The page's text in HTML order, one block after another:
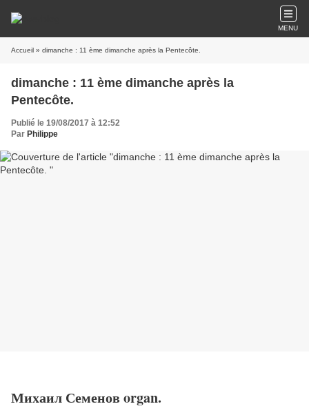
MENU
Accueil » dimanche : 11 ème dimanche après la Pentecôte.
dimanche : 11 ème dimanche après la
Pentecôte.
Publié le 19/08/2017 à 12:52
Par Philippe
Михаил Семенов organ.